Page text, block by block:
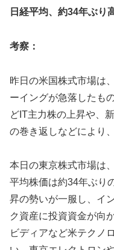
日経平均、約34年ぶり
考察：
昨日の米国株式市場は
ーイングが急落したも
どIT主力株の上昇や、
の巻き返しなどにより
本日の東京株式市場は
平均株価は約34年ぶり
昇の勢いが一服し、イ
ク資産に投資資金が向
ビディアなど米テクノ